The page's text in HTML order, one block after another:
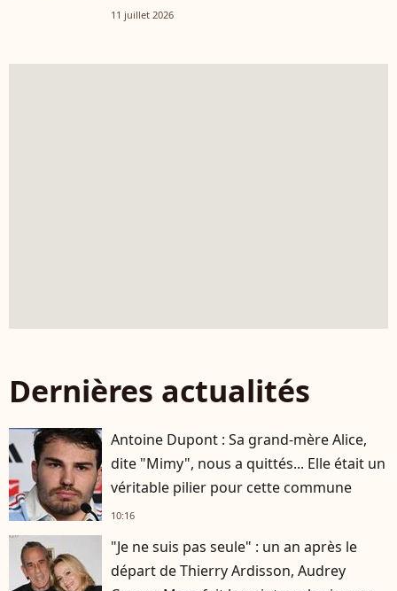
11 juillet 2026
Dernières actualités
Antoine Dupont : Sa grand-mère Alice,
dite "Mimy", nous a quittés... Elle était un
véritable pilier pour cette commune
10:16
"Je ne suis pas seule" : un an après le
départ de Thierry Ardisson, Audrey